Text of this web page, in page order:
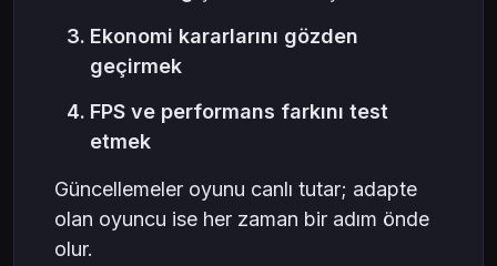
Ekonomi kararlarını gözden
geçirmek
FPS ve performans farkını test
etmek
Güncellemeler oyunu canlı tutar; adapte
olan oyuncu ise her zaman bir adım önde
olur.